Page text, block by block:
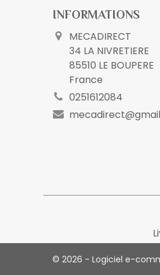
INFORMATIONS
MECADIRECT
34 LA NIVRETIERE
85510 LE BOUPERE
France
0251612084
© 2026 - Logiciel e-